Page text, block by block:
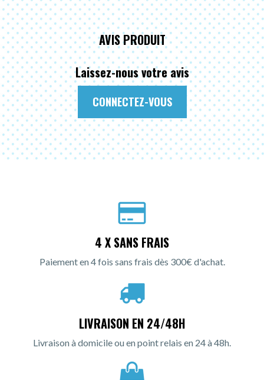
AVIS PRODUIT
Laissez-nous votre avis
CONNECTEZ-VOUS
4 X SANS FRAIS
Paiement en 4 fois sans frais dès 300€ d'achat.
LIVRAISON EN 24/48H
Livraison à domicile ou en point relais en 24 à 48h.